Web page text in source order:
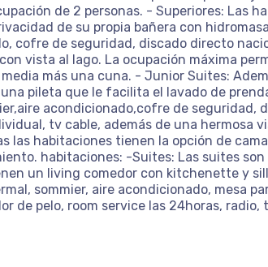
de 2 personas. - Superiores: Las
de su propia bañera con
cofre de seguridad, discado directo
vista al lago. La ocupación máxima
más una cuna. - Junior Suites:
pileta que le facilita el lavado de
acondicionado,cofre de seguridad,
tv cable, además de una hermosa
las habitaciones tienen la opción de
habitaciones: -Suites: Las suites
un living comedor con kitchenette y
sommier, aire acondicionado, mesa
de pelo, room service las 24horas, radio,